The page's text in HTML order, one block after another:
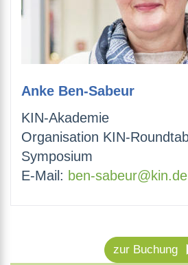
Anke Ben-Sabeur
KIN-Akademie
Organisation KIN-
Symposium
E-Mail: ben-sabeur@kin.de
zur Buchung